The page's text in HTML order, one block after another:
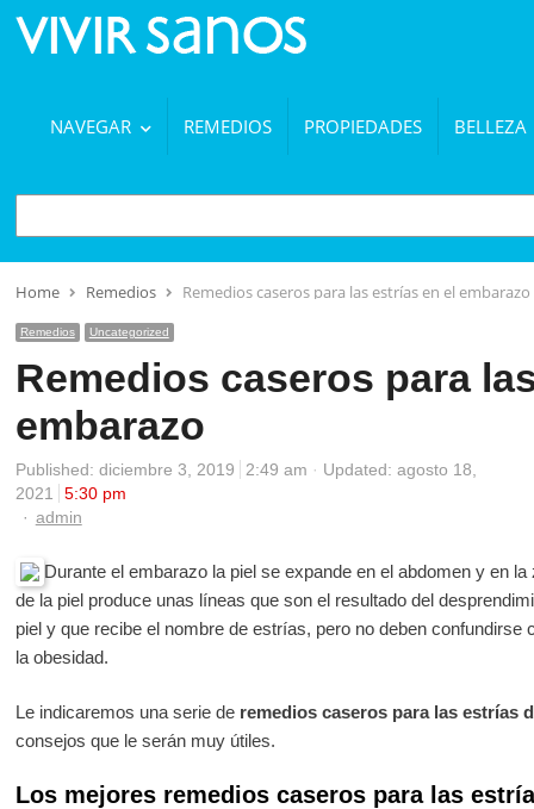
NAVEGAR REMEDIOS PROPIEDADES BELLEZA
BUSCAR
Home Remedios Remedios caseros para las estrías en el embarazo
Remedios Uncategorized
Remedios caseros para
embarazo
Published: diciembre 3, 2019 2:49 am
Updated: agosto 18,
2021
5:30 pm
Author
admin
Durante el embarazo la piel se expande en el abdomen y en
de la piel produce unas líneas que son el resultado del
piel y que recibe el nombre de estrías, pero no deben confundirse
la obesidad.
Le indicaremos una serie de remedios caseros para las estrías
consejos que le serán muy útiles.
Los mejores remedios caseros para las